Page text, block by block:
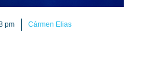
pm Cármen Elias